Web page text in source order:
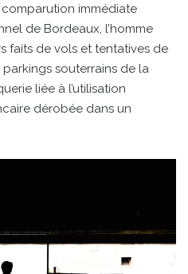
immédiate
de Bordeaux, l’homme
faits de vols et tentatives de
souterrains de la
liée à l’utilisation
dérobée dans un